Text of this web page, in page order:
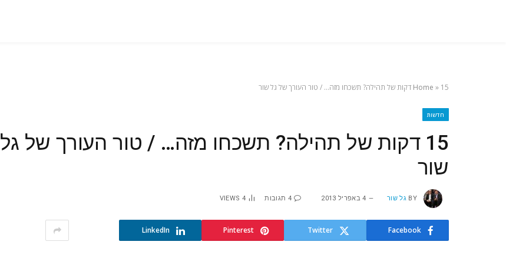
Home » 15 דקות של תהילה? תשכחו מזה… / טור העורך של גל שור
חדשות
15 דקות של תהילה? תשכחו מזה… / טור העורך של גל
שור
BY גל שור 4 באפריל 2013 4 תגובות 4
VIEWS
Facebook
Twitter
Pinterest
LinkedIn